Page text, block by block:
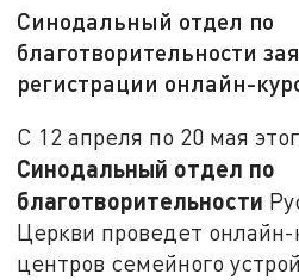
Синодальный отдел по
благотворительности
регистрации онлайн-
С 12 апреля по 20 мая
Синодальный отдел по
благотворительности
Церкви проведет онлайн-
центров семейного